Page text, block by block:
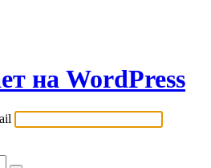
на WordPress